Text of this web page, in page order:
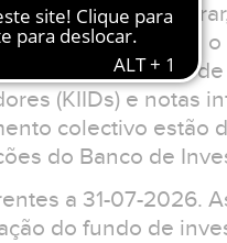
deverá
não reflectem
documentos
(KIIDs) e notas
colectivo estão
do Banco de
a 31-07-2026.
do fundo de